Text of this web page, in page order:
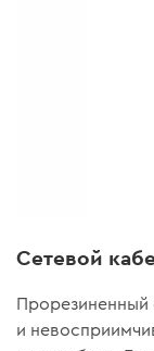
Сетевой
Прорезиненный
и